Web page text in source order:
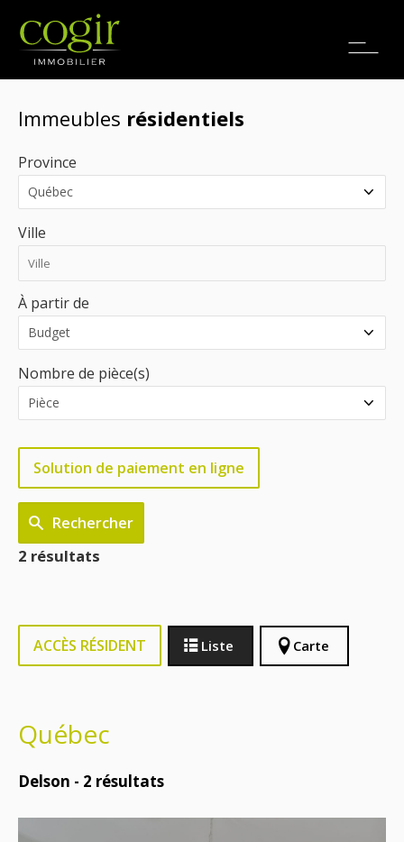
Emplois
Immeubles résidentiels
Province
Ville
À partir de
Nombre de pièce(s)
Solution de paiement en ligne
Rechercher
2 résultats
ACCÈS RÉSIDENT Liste Carte
Québec
Delson - 2 résultats